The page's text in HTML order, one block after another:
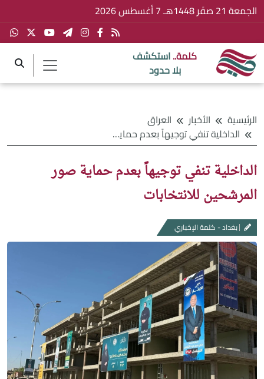
الجمعة 21 صفَر 1448هـ 7 أغسطس 2026
كلمة..استكشف
بلا حدود
الرئيسية الأخبار
العراق
الداخلية تنفي توجيهاً بعدم حماية صور المرشحين للانتخابات
الداخلية تنفي توجيهاً بعدم حماية صور
المرشحين للانتخابات
بغداد - كلمة الإخباري